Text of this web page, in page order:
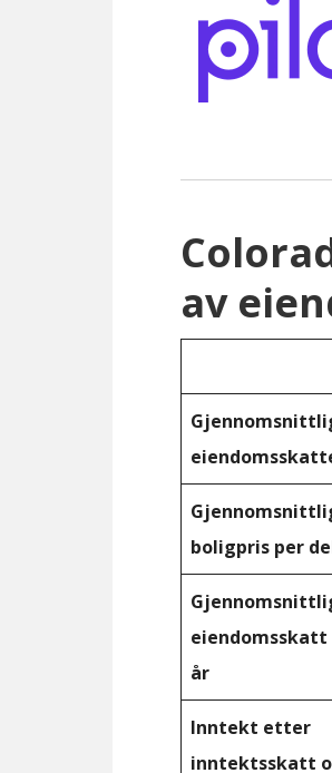
av
boligpris per
eiendomsskatt
år
Inntekt etter
inntektsskatt